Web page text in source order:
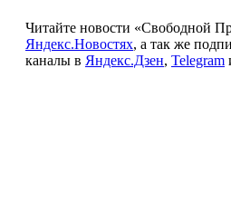
Читайте новости «Свободной
Яндекс.Новостях, а так же
каналы в Яндекс.Дзен, Telegram